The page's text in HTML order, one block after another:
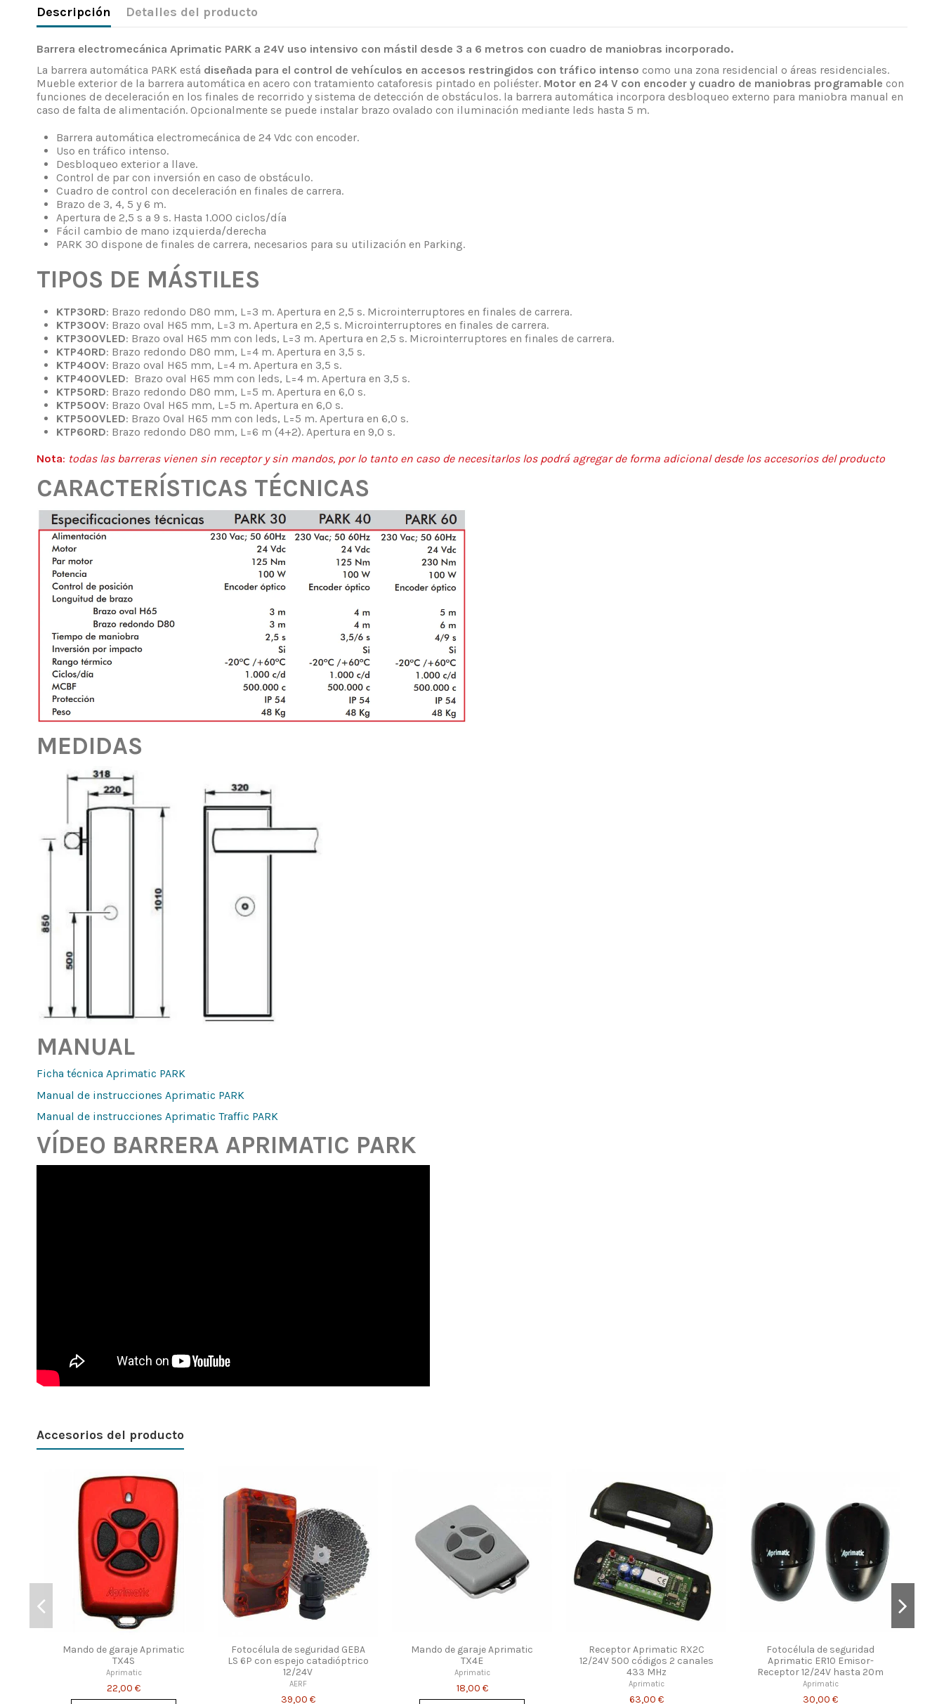
Descripción Detalles del producto
Barrera electromecánica Aprimatic PARK a 24V uso intensivo con mástil desde 3 a 6 metros con cuadro de maniobras incorporado.
La barrera automática PARK está diseñada para el control de vehículos en accesos restringidos con tráfico intenso como una zona residencial o áreas residenciales.
Mueble exterior de la barrera automática en acero con tratamiento cataforesis pintado en poliéster. Motor en 24 V con encoder y cuadro de maniobras programable con
funciones de deceleración en los finales de recorrido y sistema de detección de obstáculos. la barrera automática incorpora desbloqueo externo para maniobra manual en
caso de falta de alimentación. Opcionalmente se puede instalar brazo ovalado con iluminación mediante leds hasta 5 m.
Barrera automática electromecánica de 24 Vdc con encoder.
Uso en tráfico intenso.
Desbloqueo exterior a llave.
Control de par con inversión en caso de obstáculo.
Cuadro de control con deceleración en finales de carrera.
Brazo de 3, 4, 5 y 6 m.
Apertura de 2,5 s a 9 s. Hasta 1.000 ciclos/día
Fácil cambio de mano izquierda/derecha
PARK 30 dispone de finales de carrera, necesarios para su utilización en Parking.
TIPOS DE MÁSTILES
KTP30RD: Brazo redondo D80 mm, L=3 m. Apertura en 2,5 s. Microinterruptores en finales de carrera.
KTP30OV: Brazo oval H65 mm, L=3 m. Apertura en 2,5 s. Microinterruptores en finales de carrera.
KTP30OVLED: Brazo oval H65 mm con leds, L=3 m. Apertura en 2,5 s. Microinterruptores en finales de carrera.
KTP40RD: Brazo redondo D80 mm, L=4 m. Apertura en 3,5 s.
KTP40OV: Brazo oval H65 mm, L=4 m. Apertura en 3,5 s.
KTP40OVLED: Brazo oval H65 mm con leds, L=4 m. Apertura en 3,5 s.
KTP50RD: Brazo redondo D80 mm, L=5 m. Apertura en 6,0 s.
KTP50OV: Brazo Oval H65 mm, L=5 m. Apertura en 6,0 s.
KTP50OVLED: Brazo Oval H65 mm con leds, L=5 m. Apertura en 6,0 s.
KTP60RD: Brazo redondo D80 mm, L=6 m (4+2). Apertura en 9,0 s.
Nota: todas las barreras vienen sin receptor y sin mandos, por lo tanto en caso de necesitarlos los podrá agregar de forma adicional desde los accesorios del producto
CARACTERÍSTICAS TÉCNICAS
MEDIDAS
MANUAL
Ficha técnica Aprimatic PARK
Manual de instrucciones Aprimatic PARK
Manual de instrucciones Aprimatic Traffic PARK
VÍDEO BARRERA APRIMATIC PARK
Accesorios del producto
Mando de garaje Aprimatic
TX4S
Aprimatic
22,00 €
Fotocélula de seguridad GEBA
LS 6P con espejo catadióptrico
12/24V
AERF
39,00 €
Mando de garaje Aprimatic
TX4E
Aprimatic
18,00 €
Receptor Aprimatic RX2C
12/24V 500 códigos 2 canales
433 MHz
Aprimatic
63,00 €
Fotocélula de seguridad
Aprimatic ER10 Emisor-
Receptor 12/24V hasta 20m
Aprimatic
30,00 €